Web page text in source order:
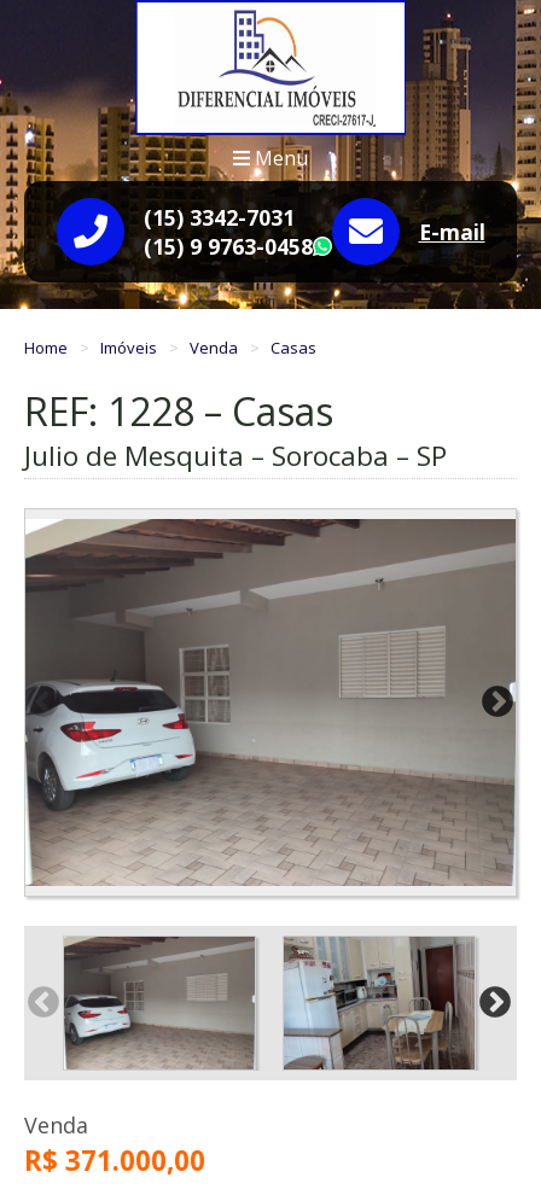
Menu
(15) 3342-7031
(15) 9 9763-0458
WhatsApp
E-mail
Home Imóveis Venda Casas
REF: 1228 – Casas
Julio de Mesquita – Sorocaba – SP
Venda
R$ 371.000,00